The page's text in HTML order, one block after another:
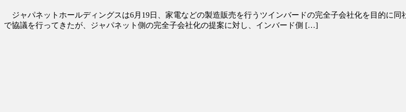
ジャパネットホールディングスは6月19日、家電などの製造販売を行うツインバードの完全子会社化を目的に
で協議を行ってきたが、ジャパネット側の完全子会社化の提案に対し、インバード側 […]